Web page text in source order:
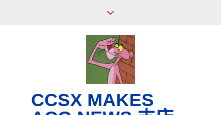
CCSX MAKES